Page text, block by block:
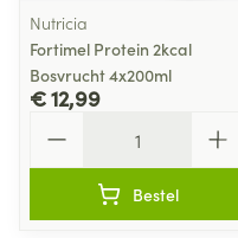
Nutricia
Fortimel Protein 2kcal
Bosvrucht 4x200ml
€ 12,99
Bestel